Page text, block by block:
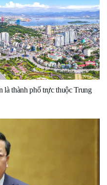
thành phố trực thuộc Trung